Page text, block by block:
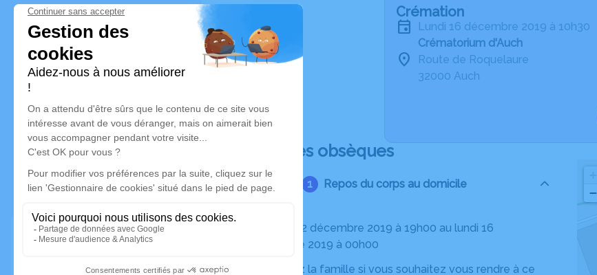
Crémation
lundi 16 décembre 2019 à 10h30
Crématorium d'Auch
Route de Roquelaure
32000 Auch
Déroulé des obsèques
Repos du corps au domicile
décembre 2019 à 00h00
−